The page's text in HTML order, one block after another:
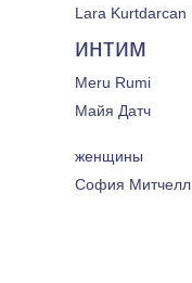
Lara Kurtdarcan
интим
Meru Rumi
Майя Датч
женщины
София Митчелл